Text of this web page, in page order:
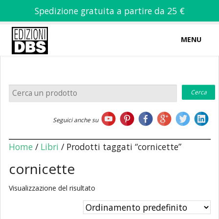
Spedizione gratuita a partire da 25 €
MENU
Home
Chi siamo
Libri
Seguici anche su
Home/ Libri / Prodotti taggati “cornicette”
cornicette
Visualizzazione del risultato